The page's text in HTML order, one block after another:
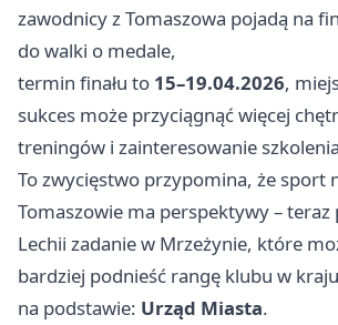
zawodnicy z Tomaszowa pojadą na
do walki o medale,
termin finału to 15–19.04.2026,
sukces może przyciągnąć więcej
treningów i zainteresowanie
To zwycięstwo przypomina, że sport
Tomaszowie ma perspektywy – teraz
Lechii zadanie w Mrzeżynie, które
bardziej podnieść rangę klubu w
na podstawie: Urząd Miasta.